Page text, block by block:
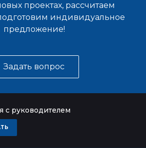
проектах, рассчитаем
индивидуальное
предложение!
Задать вопрос
с руководителем